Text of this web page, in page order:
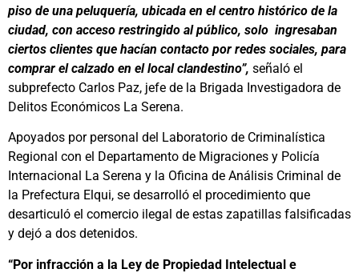
piso de una peluquería, ubicada en el centro histórico de la
ciudad, con acceso restringido al público, solo ingresaban
ciertos clientes que hacían contacto por redes sociales, para
comprar el calzado en el local clandestino”, señaló el
subprefecto Carlos Paz, jefe de la Brigada Investigadora de
Delitos Económicos La Serena.
Apoyados por personal del Laboratorio de Criminalística
Regional con el Departamento de Migraciones y Policía
Internacional La Serena y la Oficina de Análisis Criminal de
la Prefectura Elqui, se desarrolló el procedimiento que
desarticuló el comercio ilegal de estas zapatillas falsificadas
y dejó a dos detenidos.
“Por infracción a la Ley de Propiedad Intelectual e